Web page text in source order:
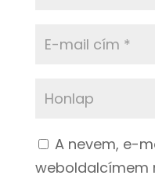
A nevem, e-
weboldalcímem